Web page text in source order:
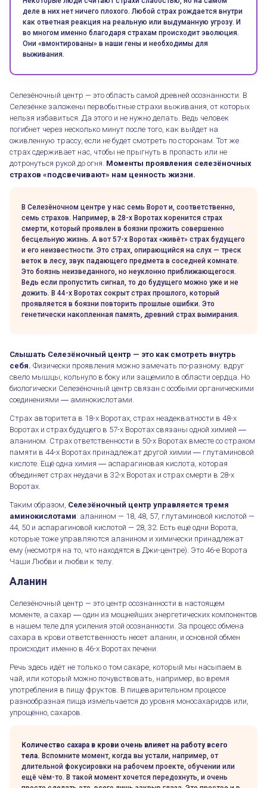
деле в них нет ничего плохого. Любой страх рождается внутри
как ответная реакция на реальную или выдуманную угрозу. И
во многом именно благодаря страхам происходит эволюция.
Они «вмонтированы» в наши гены и необходимы для
выживания.
Селезёночный центр — это область самой древней осознанности. В
Селезёнке заложены первобытные страхи выживания, от которых
нельзя избавиться. Да этого и не нужно делать. Ведь человек
погибнет через несколько минут после того, как выйдет на
оживленную трассу, если не будет смотреть по сторонам. Тот же
страх сдерживает нас, чтобы не прыгнуть в пропасть или не
дотронуться рукой до огня. Моменты проявления селезёночных
страхов «подсвечивают» нам ценность жизни.
В Селезёночном центре у нас семь Ворот и, соответственно,
семь страхов. Например, в 28-х Воротах коренится страх
смерти, который проявлен в боязни прожить совершенно
бесцельную жизнь. А вот 57-х Воротах «живёт» страх будущего
и его неизвестности. Это страх, опирающийся на слух — треск
веток в лесу, звук падающего предмета в соседней комнате.
Это боязнь неизведанного, но неуклонно приближающегося.
Ведь если пропустить сигнал, то до будущего можно уже и не
дожить. В 44-х Воротах сокрыт страх прошлого, который
проявляется в боязни повторить прошлые ошибки. Это
генетически накопленная память, древний страх вымирания.
Слышать Селезёночный центр — это как смотреть внутрь
себя. Физически проявления можно замечать по-разному: вдруг
свело мышцы, кольнуло в боку или защемило в области сердца. Но
биологически Селезёночный центр связан с особыми органическими
соединениями ― аминокислотами.
Страх авторитета в 18-х Воротах, страх неадекватности в 48-х
Воротах и страх будущего в 57-х Воротах связаны одной химией ―
аланином. Страх ответственности в 50-х Воротах вместе со страхом
памяти в 44-х Воротах принадлежат другой химии ― глутаминовой
кислоте. Ещё одна химия ― аспарагиновая кислота, которая
объединяет страх неудачи в 32-х Воротах и страх смерти в 28-х
Воротах.
Таким образом, Селезёночный центр управляется тремя
аминокислотами: аланином — 18, 48, 57, глутаминовой кислотой —
44, 50 и аспарагиновой кислотой — 28, 32. Есть ещё одни Ворота,
которые тоже управляются аланином и химически принадлежат
ему (несмотря на то, что находятся в Джи-центре). Это 46-е Ворота
Чаши Любви и любви к телу.
Аланин
Селезёночный центр — это центр осознанности в настоящем
моменте, а сахар ― один из мощнейших энергетических компонентов
в нашем теле для усиления этой осознанности. За процесс обмена
сахара в крови ответственность несет аланин, и основной обмен
происходит именно в 46-х Воротах печени.
Речь здесь идёт не только о том сахаре, который мы насыпаем в
чай, или который можно почувствовать, например, во время
употребления в пищу фруктов. В пищеварительном процессе
разнообразная пища измельчается до уровня моносахаридов или,
упрощённо, сахаров.
Количество сахара в крови очень влияет на работу всего
тела. Вспомните момент, когда вы устали, например, от
длительной фокусировки на рабочем проекте, обучении или
ещё чём-то. В такой момент хочется передохнуть, и очень